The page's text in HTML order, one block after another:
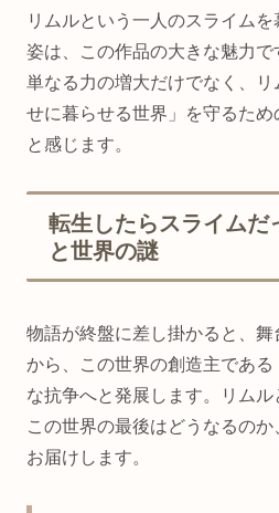
リムルという一人のスライム
姿は、この作品の大きな魅力で
単なる力の増大だけでなく、
せに暮らせる世界」を守るた
と感じます。
転生したらスライムだ
と世界の謎
物語が終盤に差し掛かると、
から、この世界の創造主であ
な抗争へと発展します。リム
この世界の最後はどうなるの
お届けします。